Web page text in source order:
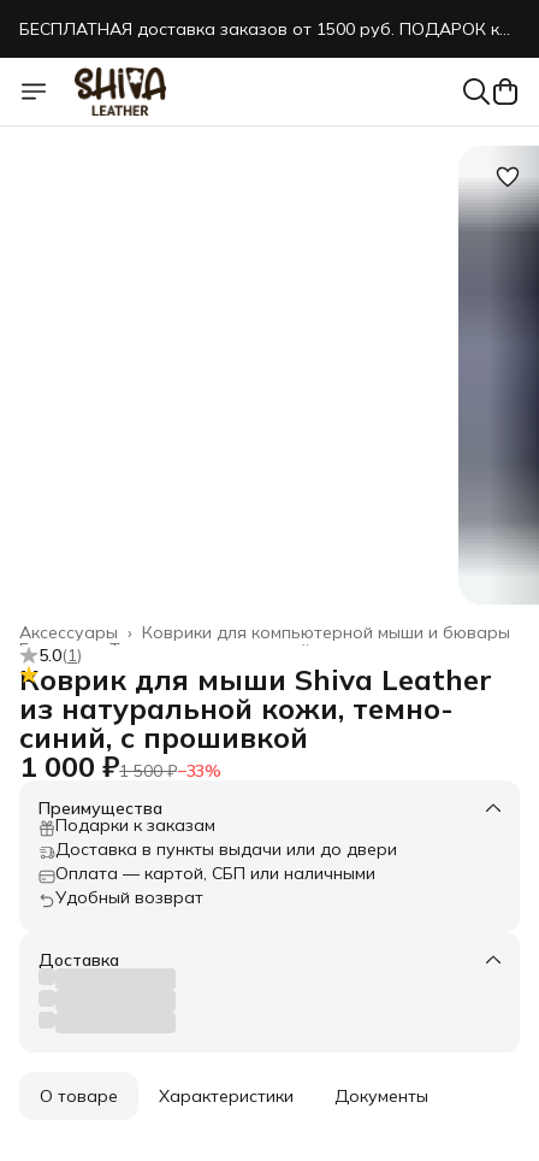
БЕСПЛАТНАЯ доставка заказов от 1500 руб. ПОДАРОК к
БЕСПЛАТНАЯ доставка заказов от 1500 руб. ПОДАРОК к
каждому заказу!
Коврики для компьютерной мыши и бювары
Аксессуары ›
Товары из натуральной кожи
Главная
5.0(1)
Коврик для мыши Shiva Leather
из натуральной кожи, темно-
синий, с прошивкой
1 000 ₽1 500 ₽−33%
Преимущества
Подарки к заказам
Доставка в пункты выдачи или до двери
Оплата — картой, СБП или наличными
Удобный возврат
Доставка
О товаре Характеристики Документы